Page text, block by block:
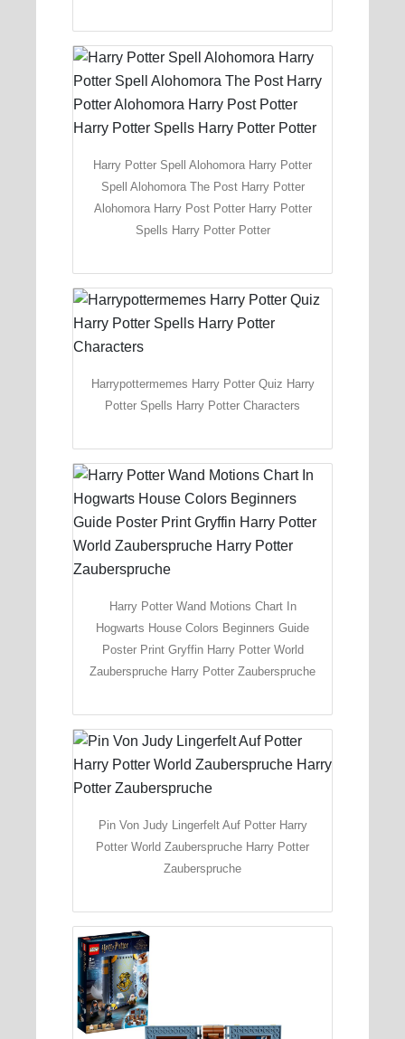
Harry Potter Spell Alohomora Harry Potter
Spell Alohomora The Post Harry Potter
Alohomora Harry Post Potter Harry Potter
Spells Harry Potter Potter
Harrypottermemes Harry Potter Quiz Harry
Potter Spells Harry Potter Characters
Harry Potter Wand Motions Chart In
Hogwarts House Colors Beginners Guide
Poster Print Gryffin Harry Potter World
Zauberspruche Harry Potter Zauberspruche
Pin Von Judy Lingerfelt Auf Potter Harry
Potter World Zauberspruche Harry Potter
Zauberspruche